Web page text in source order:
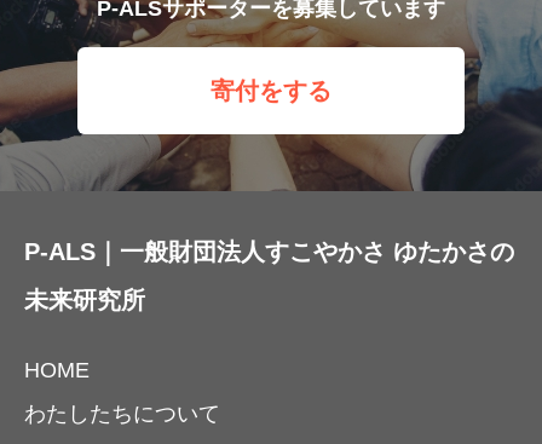
P-ALSサポーターを募集しています
寄付をする
P-ALS｜一般財団法人すこやかさ ゆたかさの
未来研究所
HOME
わたしたちについて